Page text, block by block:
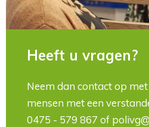
Heeft u vragen?
Neem dan contact op
mensen met een
0475 - 579 867 of